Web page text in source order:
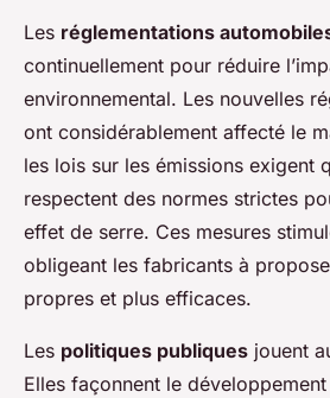
Les réglementations
continuellement pour réduire
environnemental. Les nouvelles
ont considérablement affecté le
les lois sur les émissions exigent
respectent des normes strictes
effet de serre. Ces mesures
obligeant les fabricants à
propres et plus efficaces.
Les politiques publiques jouent
Elles façonnent le